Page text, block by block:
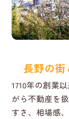
長野の街
1710年の創業
がら不動産を
すさ、相場感